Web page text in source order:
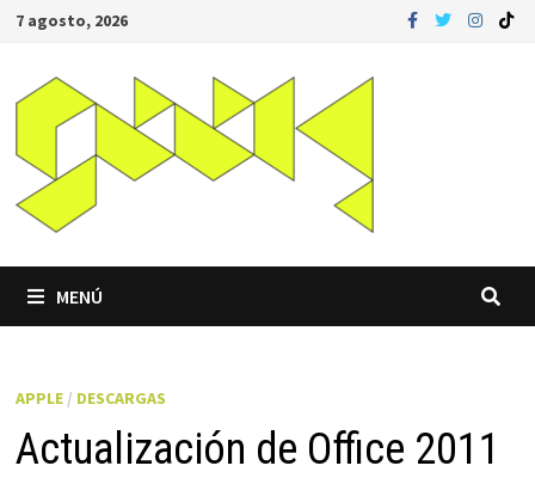
Saltar
contenido
7 agosto, 2026
MENÚ
APPLE/ DESCARGAS
Actualización de Office 2011